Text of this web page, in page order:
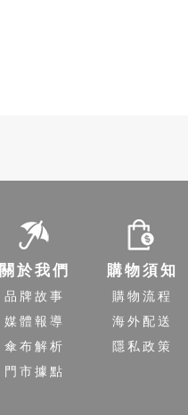
關於我們
品牌故事
媒體報導
傘布解析
門市據點
購物須知
購物流程
海外配送
隱私政策